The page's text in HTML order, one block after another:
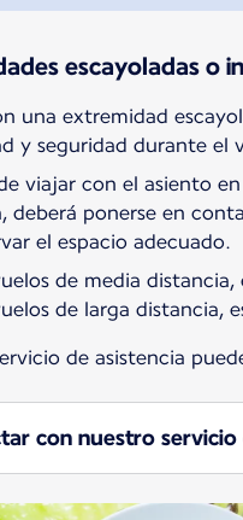
escayoladas o
una extremidad
y seguridad durante el
viajar con el asiento
deberá ponerse en
el espacio adecuado.
de media
de larga distancia,
de asistencia
con nuestro servicio